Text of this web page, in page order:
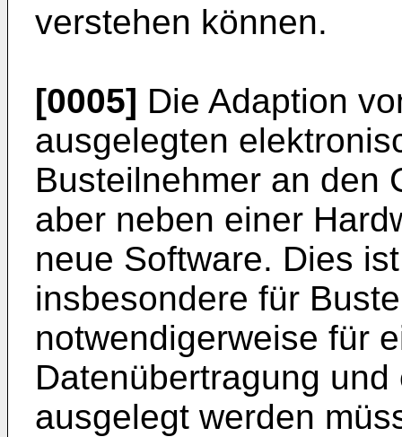
verstehen können.
[0005] Die Adaption
ausgelegten
Busteilnehmer an den
aber neben einer
neue Software. Dies
insbesondere für
notwendigerweise für
Datenübertragung
ausgelegt werden